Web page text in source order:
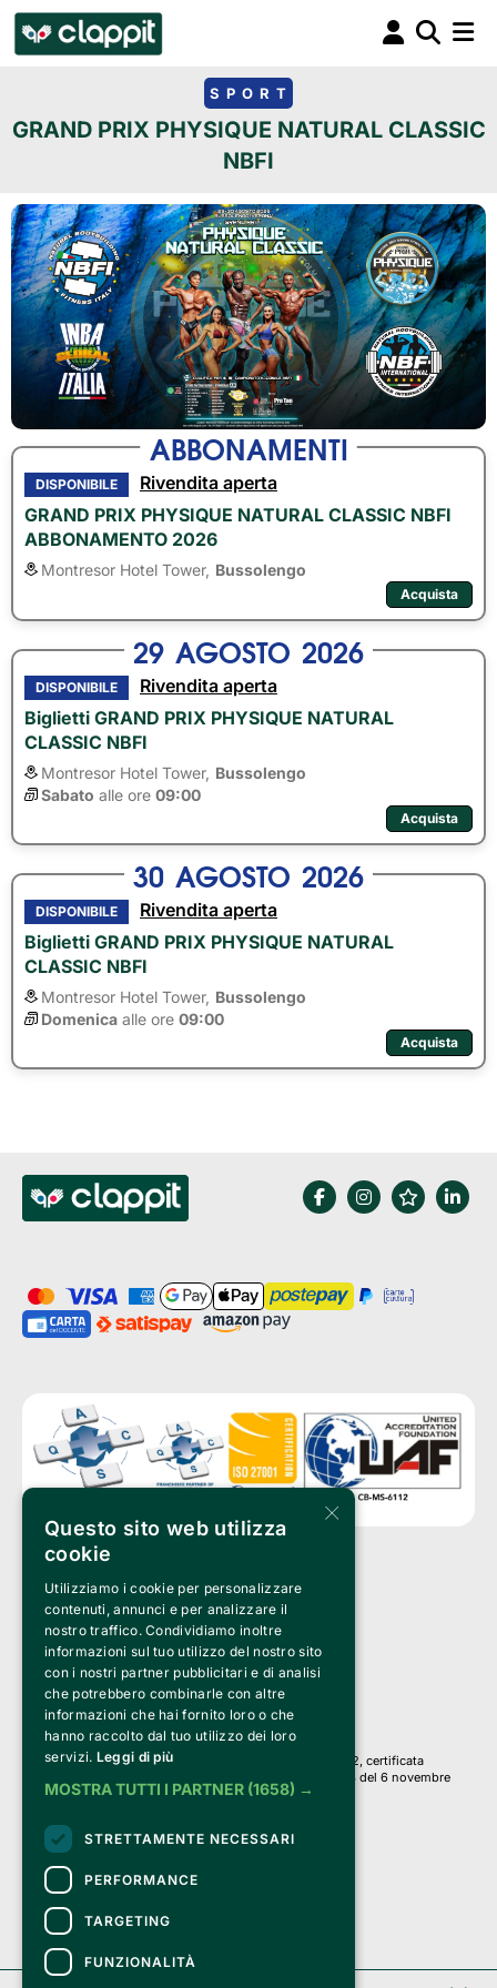
SPORT
GRAND PRIX PHYSIQUE NATURAL CLASSIC
NBFI
ABBONAMENTI
DISPONIBILE
Rivendita aperta
GRAND PRIX PHYSIQUE NATURAL CLASSIC NBFI
ABBONAMENTO 2026
Montresor Hotel Tower, Bussolengo
Acquista
29 AGOSTO 2026
DISPONIBILE
Rivendita aperta
Biglietti GRAND PRIX PHYSIQUE NATURAL
CLASSIC NBFI
Montresor Hotel Tower, Bussolengo
Sabato alle ore 09:00
Acquista
30 AGOSTO 2026
DISPONIBILE
Rivendita aperta
Biglietti GRAND PRIX PHYSIQUE NATURAL
CLASSIC NBFI
Montresor Hotel Tower, Bussolengo
Domenica alle ore 09:00
Acquista
Clappit è un marchio di proprietà di:
Bemils Srl
a Socio Unico
Via Fosse Ardeatine, 4 -20092 Cinisello Balsamo (MI)
PI 05589050961
Iscr. C.C.I.A.A. Milano R.E.A. 1833471
© 2010-2025 Bemils Srl - Tutti i diritti riservati
Credits:
Clappit è basato sulla piattaforma di biglietteria Belive 6.2, certificata
dall’Agenzia delle Entrate con protocollo n. 2025/445474 del 6 novembre
2025.
sono sicuri e protetti da un certificato SSL
con crittografia a 128 bit.
×
Questo sito web utilizza
cookie
Utilizziamo i cookie per personalizzare
contenuti, annunci e per analizzare il
nostro traffico. Condividiamo inoltre
informazioni sul tuo utilizzo del nostro sito
con i nostri partner pubblicitari e di analisi
che potrebbero combinarle con altre
informazioni che hai fornito loro o che
hanno raccolto dal tuo utilizzo dei loro
servizi. Leggi di più
MOSTRA TUTTI I PARTNER (1658) →
STRETTAMENTE NECESSARI
PERFORMANCE
TARGETING
FUNZIONALITÀ